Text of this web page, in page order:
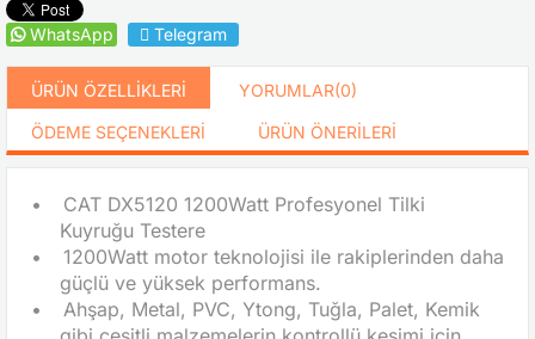
WhatsApp Telegram
ÜRÜN ÖZELLIKLERI YORUMLAR(0)
ÖDEME SEÇENEKLERI ÜRÜN ÖNERILERI
•
CAT DX5120 1200Watt Profesyonel Tilki
Kuyruğu Testere
•
1200Watt motor teknolojisi ile rakiplerinden daha
güçlü ve yüksek performans.
•
Ahşap, Metal, PVC, Ytong, Tuğla, Palet, Kemik